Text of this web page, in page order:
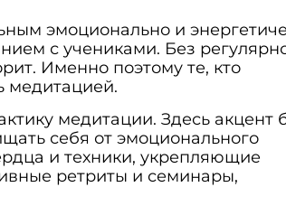
эмоционально и
с учениками. Без
Именно поэтому те, кто
медитацией.
медитации. Здесь акцент
себя от эмоционального
и техники, укрепляющие
ретриты и семинары,